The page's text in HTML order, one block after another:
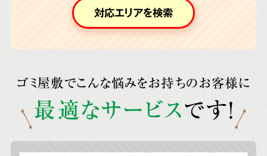
対応エリアを検索
ゴミ屋敷でこんな悩みをお持ちのお客様に
最適なサービスです!